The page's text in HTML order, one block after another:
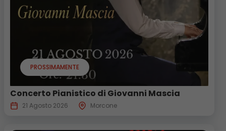
PROSSIMAMENTE
Concerto Pianistico di Giovanni Mascia
21 Agosto 2026 Morcone